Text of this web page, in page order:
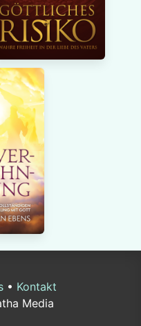
• Kontakt
Media